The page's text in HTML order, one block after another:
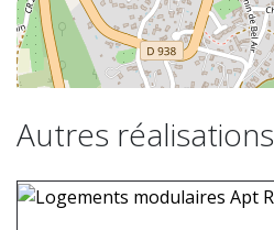
Autres réalisations